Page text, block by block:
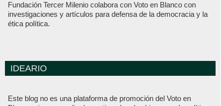
Fundación Tercer Milenio colabora con Voto en Blanco con
investigaciones y artículos para defensa de la democracia y la
ética política.
IDEARIO
Este blog no es una plataforma de promoción del Voto en